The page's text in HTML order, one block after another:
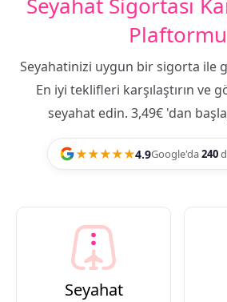
Plaftormu
Seyahatinizi uygun bir sigorta ile
En iyi teklifleri karşılaştırın ve
seyahat edin. 3,49€ 'dan
★★★★★4.9Google'da240
Seyahat